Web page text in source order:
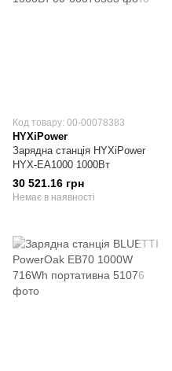
Код товару: 00-00078383
HYXiPower
Зарядна станція HYXiPower
HYX-EA1000 1000Вт
30 521.16 грн
Немає в наявності